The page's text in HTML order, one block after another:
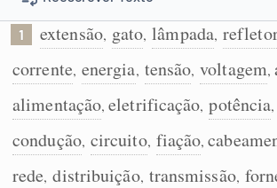
Resumir Texto
Corrigir Texto
Detector de IA
1 extensão, gato, lâmpada,
corrente, energia, tensão, voltagem,
alimentação,eletrificação, potência,
condução, circuito, fiação,
rede, distribuição, transmissão,